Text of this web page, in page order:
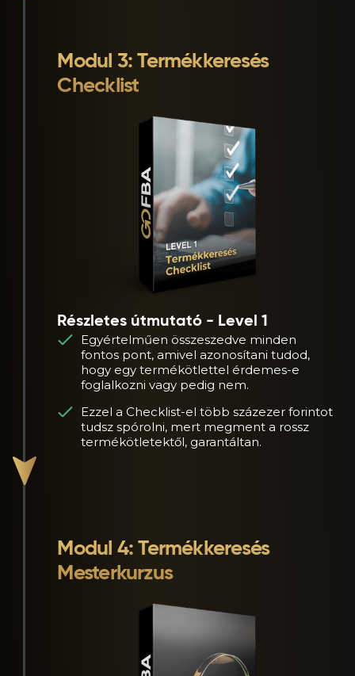
Modul 3: Termékkeresés
Checklist
Részletes útmutató - Level 1
Egyértelműen összeszedve minden
fontos pont, amivel azonosítani tudod,
hogy egy termékötlettel érdemes-e
foglalkozni vagy pedig nem.
Ezzel a Checklist-el több százezer forintot
tudsz spórolni, mert megment a rossz
termékötletektől, garantáltan.
Modul 4: Termékkeresés
Mesterkurzus